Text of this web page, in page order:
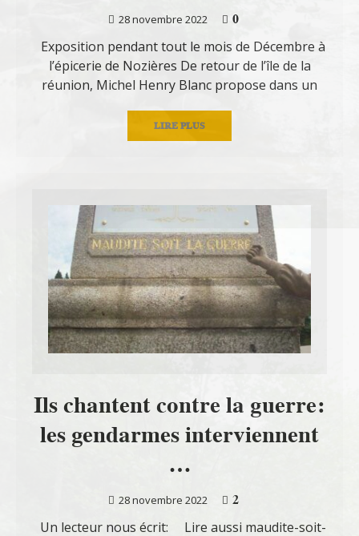
28 novembre 2022
0
Exposition pendant tout le mois de Décembre à
l’épicerie de Nozières De retour de l’île de la
réunion, Michel Henry Blanc propose dans un
LIRE PLUS
Ils chantent contre la guerre:
les gendarmes interviennent
…
28 novembre 2022
2
Un lecteur nous écrit: Lire aussi maudite-soit-